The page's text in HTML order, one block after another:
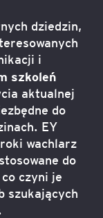
dziedzin,
i
szkoleń
aktualnej
do
EY
wachlarz
do
czyni je
szukających